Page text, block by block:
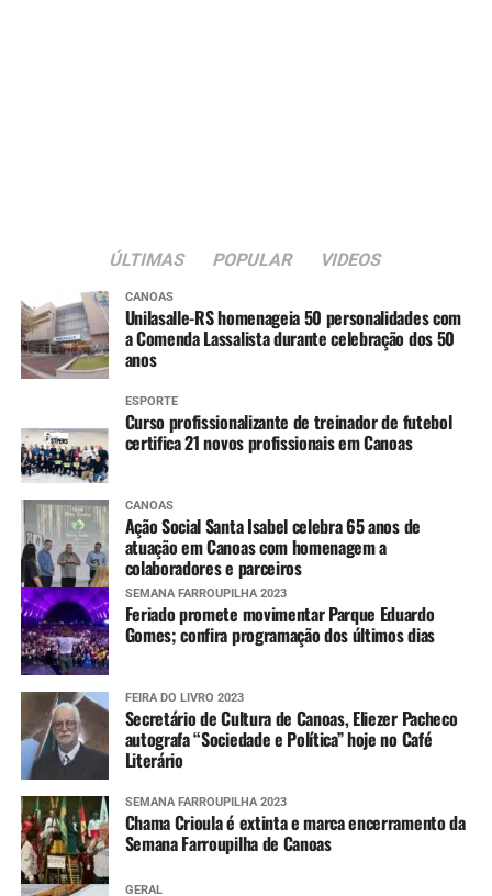
ÚLTIMAS POPULAR VIDEOS
CANOAS
Unilasalle-RS homenageia 50 personalidades com
a Comenda Lassalista durante celebração dos 50
anos
ESPORTE
Curso profissionalizante de treinador de futebol
certifica 21 novos profissionais em Canoas
CANOAS
Ação Social Santa Isabel celebra 65 anos de
atuação em Canoas com homenagem a
colaboradores e parceiros
SEMANA FARROUPILHA 2023
Feriado promete movimentar Parque Eduardo
Gomes; confira programação dos últimos dias
FEIRA DO LIVRO 2023
Secretário de Cultura de Canoas, Eliezer Pacheco
autografa “Sociedade e Política” hoje no Café
Literário
SEMANA FARROUPILHA 2023
Chama Crioula é extinta e marca encerramento da
Semana Farroupilha de Canoas
GERAL